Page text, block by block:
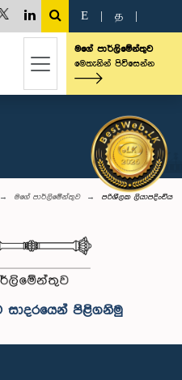
E த
මගේ පාර්ලිමේන්තුව
මෙතැනින් පිවිසෙන්න
මගේ පාර්ලිමේන්තුව පරිශීලක ලියාපදිංචිය
සාදරයෙන් පිළිගනිමු